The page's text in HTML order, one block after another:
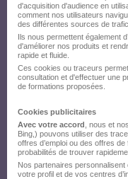
Créez votre
envoyez
d'acquisition d'audience en
comment nos utilisateurs
des différentes sources de trafic.
Ils nous permettent également
d'améliorer nos produits et
rapide et fluide.
Ces cookies ou traceurs
consultation et d'effectuer une
de formations proposées.
Cookies publicitaires
Avec votre accord , nous et
Bing,) pouvons utiliser des
offres d’emploi ou des offres
probabilités de trouver
Nos partenaires
votre profil et de vos centres